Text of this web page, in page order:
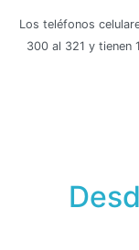
Los teléfonos
300 al 321 y tienen